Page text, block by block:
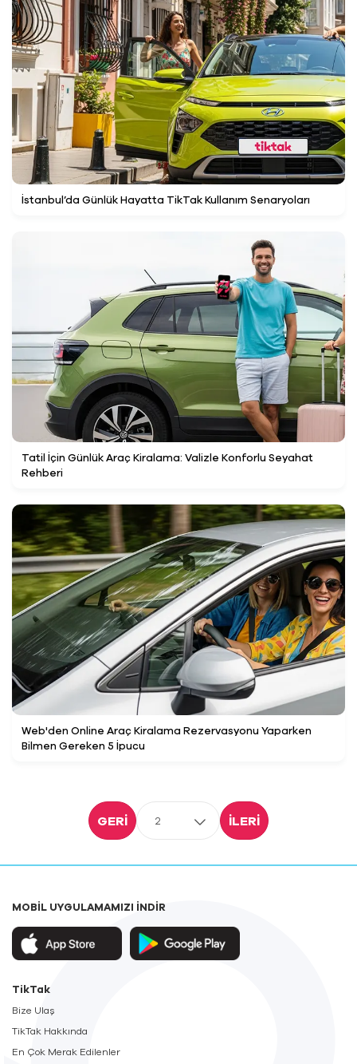
İstanbul’da Günlük Hayatta TikTak Kullanım Senaryoları
Tatil İçin Günlük Araç Kiralama: Valizle Konforlu Seyahat
Rehberi
Web'den Online Araç Kiralama Rezervasyonu Yaparken
Bilmen Gereken 5 İpucu
GERİ 2 İLERİ
TikTak
Bize Ulaş
TikTak Hakkında
En Çok Merak Edilenler
MOBİL UYGULAMAMIZI İNDİR